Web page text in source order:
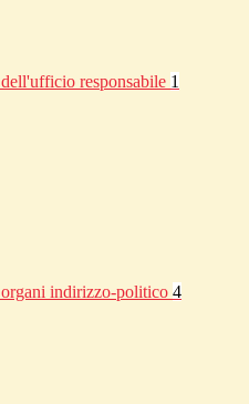
responsabile 1
indirizzo-politico 4